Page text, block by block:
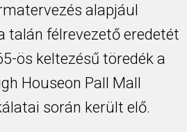
alapjául
talán félrevezető eredetét
ös keltezésű töredék a
Houseon Pall Mall
során került elő.